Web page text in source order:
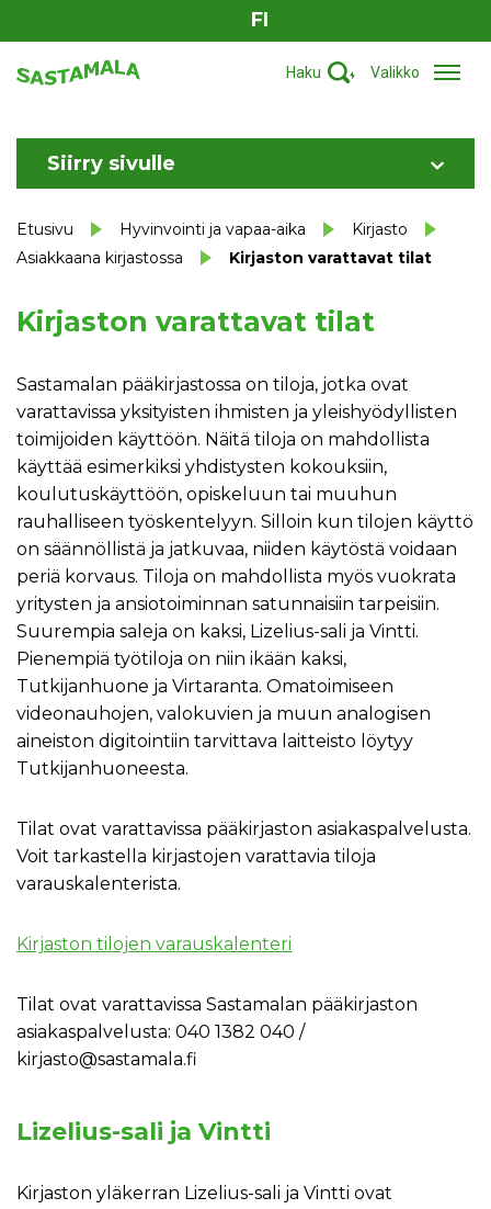
FI
Haku Valikko
Etusivu Hyvinvointi ja vapaa-aika
Kirjasto
Asiakkaana kirjastossa
Kirjaston varattavat tilat
Siirry sivulle
Kirjaston varattavat tilat
Sastamalan pääkirjastossa on tiloja, jotka ovat
varattavissa yksityisten ihmisten ja yleishyödyllisten
toimijoiden käyttöön. Näitä tiloja on mahdollista
käyttää esimerkiksi yhdistysten kokouksiin,
koulutuskäyttöön, opiskeluun tai muuhun
rauhalliseen työskentelyyn. Silloin kun tilojen käyttö
on säännöllistä ja jatkuvaa, niiden käytöstä voidaan
periä korvaus. Tiloja on mahdollista myös vuokrata
yritysten ja ansiotoiminnan satunnaisiin tarpeisiin.
Suurempia saleja on kaksi, Lizelius-sali ja Vintti.
Pienempiä työtiloja on niin ikään kaksi,
Tutkijanhuone ja Virtaranta. Omatoimiseen
videonauhojen, valokuvien ja muun analogisen
aineiston digitointiin tarvittava laitteisto löytyy
Tutkijanhuoneesta.
Tilat ovat varattavissa pääkirjaston asiakaspalvelusta.
Voit tarkastella kirjastojen varattavia tiloja
varauskalenterista.
Kirjaston tilojen varauskalenteri
Tilat ovat varattavissa Sastamalan pääkirjaston
asiakaspalvelusta: 040 1382 040 /
kirjasto@sastamala.fi
Lizelius-sali ja Vintti
Kirjaston yläkerran Lizelius-sali ja Vintti ovat